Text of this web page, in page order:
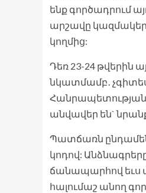
ենք գործադրում
արշավը
կողմից:
Դեռ 23-24 թվերին
նկատմամբ․
Հանրապետության
անվավեր են`
Պատճառն
կոդով: Անձնագրերը
ճանապարհով եւս
հալումաշ անող